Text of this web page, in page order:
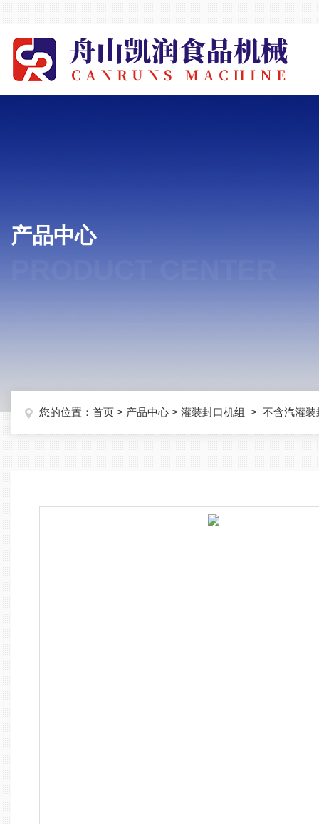
产品中心
您的位置： 首页 > 产品中心 > 灌装封口机组 > 不含汽灌装